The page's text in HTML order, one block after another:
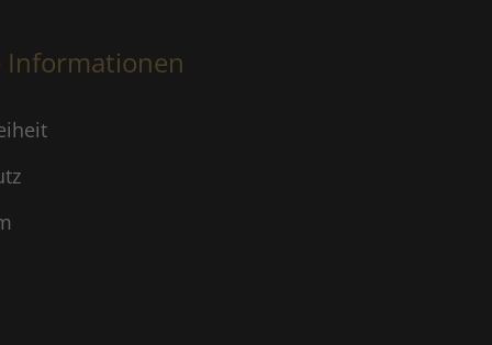
Informationen